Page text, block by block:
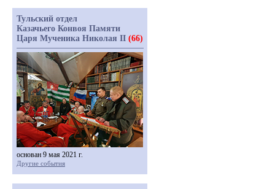
Тульский отдел
Казачьего Конвоя Памяти
Царя Мученика Николая II (66)
основан 9 мая 2021 г.
Другие события